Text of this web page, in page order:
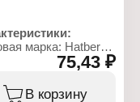
марка: Hatber
078074
"Пушистики"
75,43 ₽
В корзину